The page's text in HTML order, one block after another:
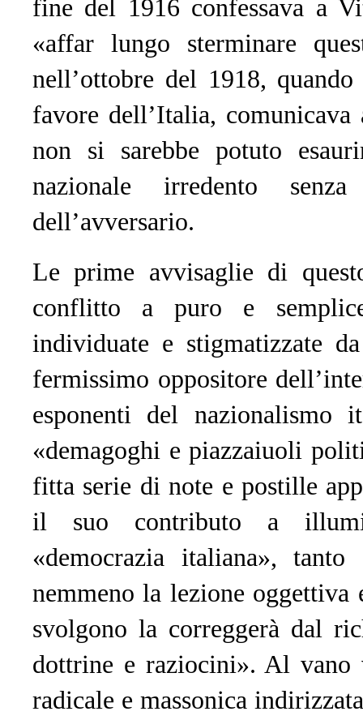
fine del 1916 confessava a
«affar lungo sterminare
nell’ottobre del 1918,
favore dell’Italia,
non si sarebbe potuto
nazionale irredento
dell’avversario.
Le prime avvisaglie di
conflitto a puro e
individuate e stigmatizzate
fermissimo oppositore
esponenti del
«demagoghi e piazzaiuoli
fitta serie di note e postille
il suo contributo a
«democrazia italiana»,
nemmeno la lezione
svolgono la correggerà dal
dottrine e raziocini». Al vano
radicale e massonica